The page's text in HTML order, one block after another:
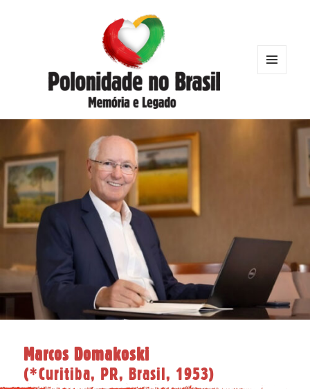
Polonidade no Brasil
Marcos Domakoski
(*Curitiba, PR, Brasil, 1953)